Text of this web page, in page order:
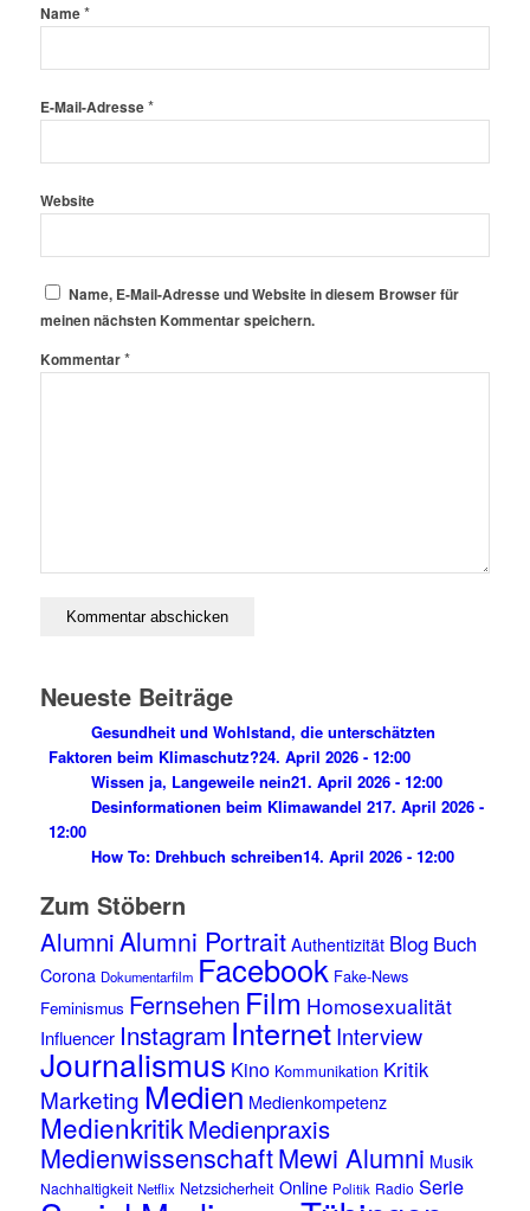
Name*
E-Mail-Adresse*
Website
Name, E-Mail-Adresse und Website in diesem Browser für
meinen nächsten Kommentar speichern.
Kommentar*
Neueste Beiträge
Gesundheit und Wohlstand, die unterschätzten
Faktoren beim Klimaschutz?24. April 2026 - 12:00
Wissen ja, Langeweile nein21. April 2026 - 12:00
Desinformationen beim Klimawandel 217. April 2026 -
12:00
How To: Drehbuch schreiben14. April 2026 - 12:00
Zum Stöbern
AlumniAlumni Portrait Authentizität Blog Buch
Corona Dokumentarfilm Facebook Fake-News
Feminismus Fernsehen Film Homosexualität
Influencer Instagram Internet Interview
Journalismus Kino Kommunikation Kritik
Marketing Medien Medienkompetenz
MedienkritikMedienpraxis
MedienwissenschaftMewi Alumni Musik
Nachhaltigkeit Netflix Netzsicherheit Online Politik Radio Serie